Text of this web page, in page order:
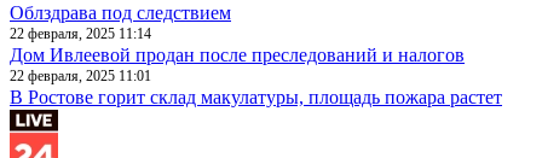
Облздрава под следствием
22 февраля, 2025 11:14
Дом Ивлеевой продан после преследований и налогов
22 февраля, 2025 11:01
В Ростове горит склад макулатуры, площадь пожара растет